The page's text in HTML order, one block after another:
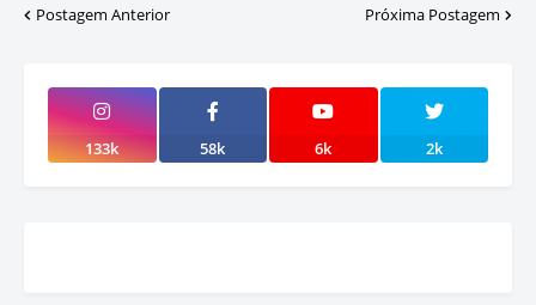
Postagem Anterior Próxima Postagem
133k 58k 6k 2k